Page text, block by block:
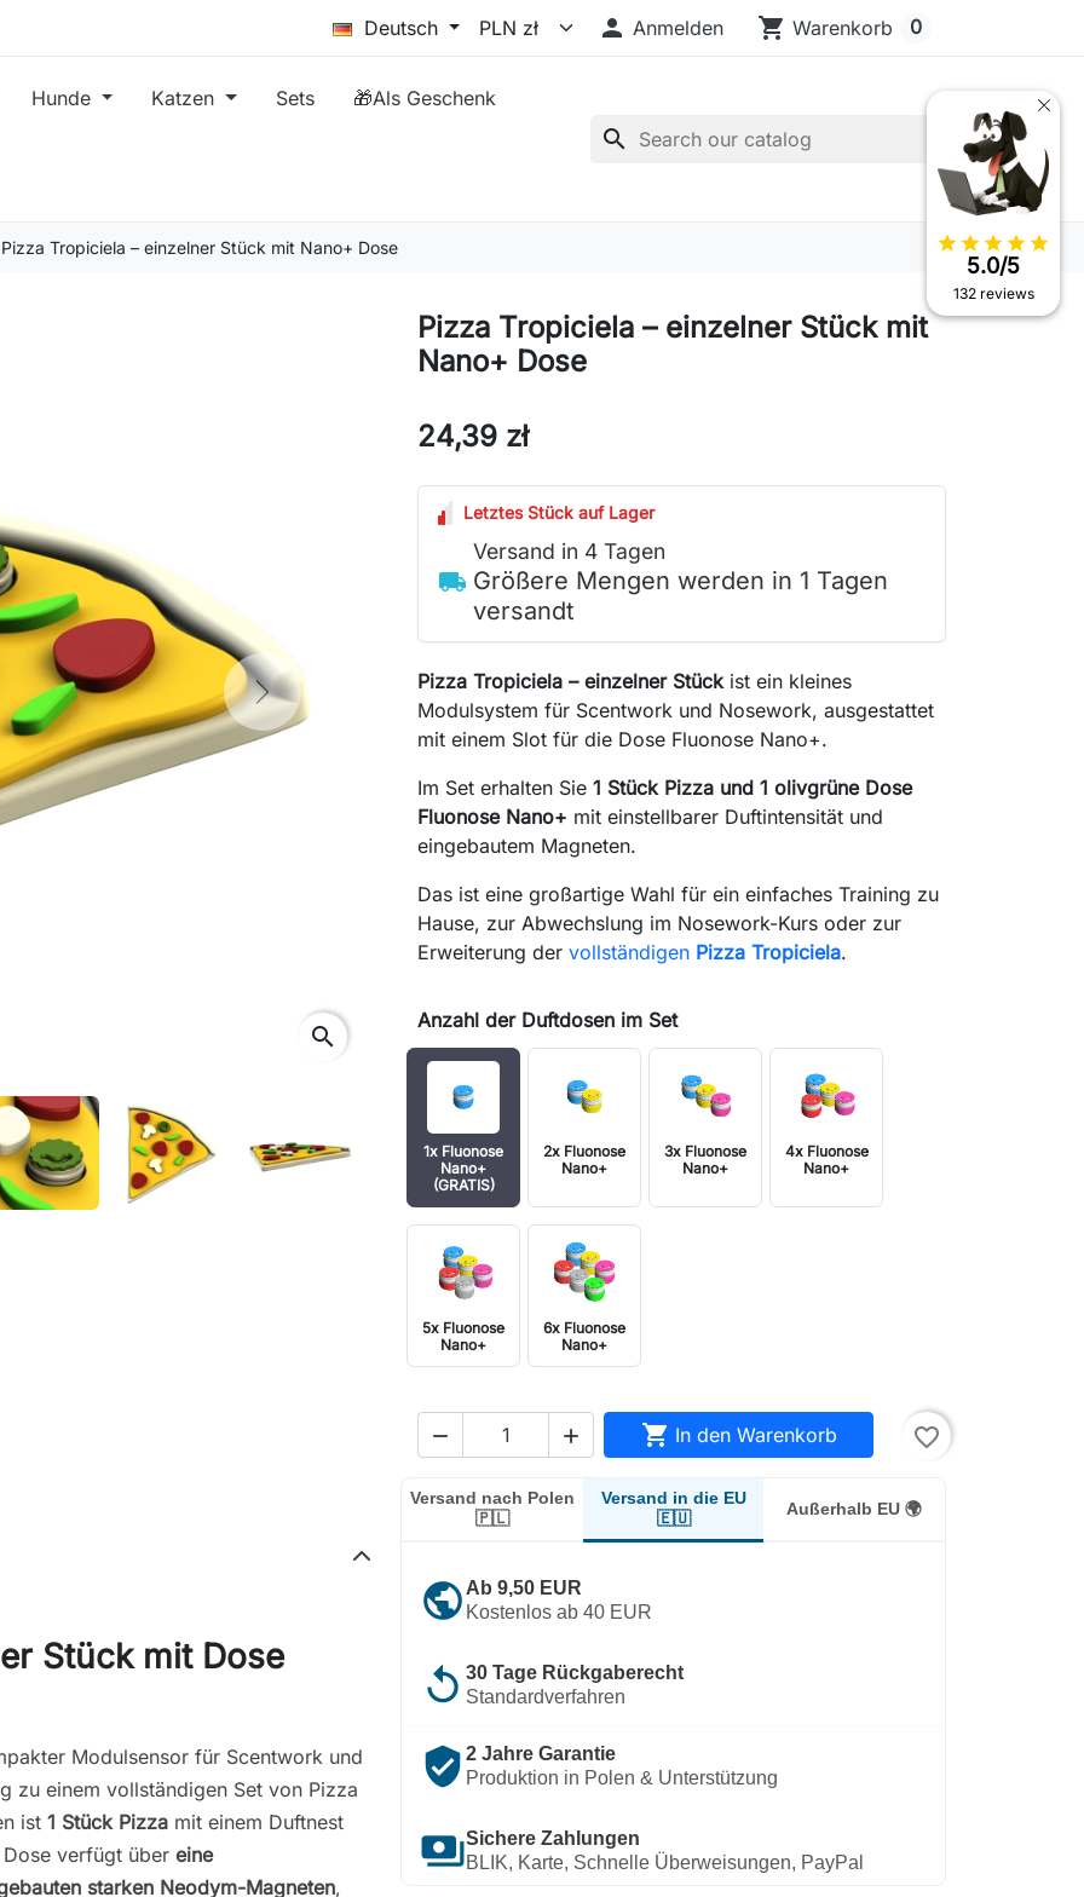
Deutsch  Anmelden shopping_cart Warenkorb 0
Hunde Katzen Sets 🎁Als Geschenk
search
Pizza Tropiciela – einzelner Stück mit Nano+ Dose
Next
Pizza Tropiciela – einzelner Stück mit
Nano+ Dose
24,39 zł
Letztes Stück auf Lager
local_shipping
Versand in 4 Tagen
Größere Mengen werden in 1 Tagen
versandt
Pizza Tropiciela – einzelner Stück ist ein kleines
Modulsystem für Scentwork und Nosework, ausgestattet
mit einem Slot für die Dose Fluonose Nano+.
Im Set erhalten Sie 1 Stück Pizza und 1 olivgrüne Dose
Fluonose Nano+ mit einstellbarer Duftintensität und
eingebautem Magneten.
Das ist eine großartige Wahl für ein einfaches Training zu
Hause, zur Abwechslung im Nosework-Kurs oder zur
Erweiterung der vollständigen Pizza Tropiciela.
Anzahl der Duftdosen im Set
1x Fluonose
Nano+
(GRATIS)
2x Fluonose
Nano+
3x Fluonose
Nano+
4x Fluonose
Nano+
5x Fluonose
Nano+
6x Fluonose
Nano+
   In den Warenkorb favorite_border
Versand nach Polen
🇵🇱
Versand in die EU
🇪🇺
Außerhalb EU 🌍
public Ab 9,50 EUR
Kostenlos ab 40 EUR
replay 30 Tage Rückgaberecht
Standardverfahren
verified_user 2 Jahre Garantie
Produktion in Polen & Unterstützung
paymentsSichere Zahlungen
BLIK, Karte, Schnelle Überweisungen, PayPal
Stück mit Dose
Modulsensor für Scentwork und
zu einem vollständigen Set von Pizza
ist 1 Stück Pizza mit einem Duftnest
verfügt über eine
starken Neodym-Magneten,
star star star star star
5.0/5
132 reviews